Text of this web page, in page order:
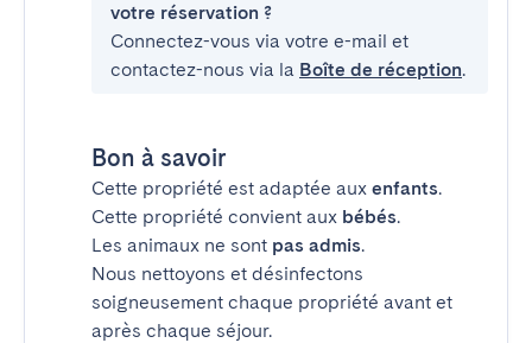
votre réservation ?
Connectez-vous via votre e-mail et
contactez-nous via la Boîte de réception.
Bon à savoir
Cette propriété est adaptée aux enfants.
Cette propriété convient aux bébés.
Les animaux ne sont pas admis.
Nous nettoyons et désinfectons
soigneusement chaque propriété avant et
après chaque séjour.